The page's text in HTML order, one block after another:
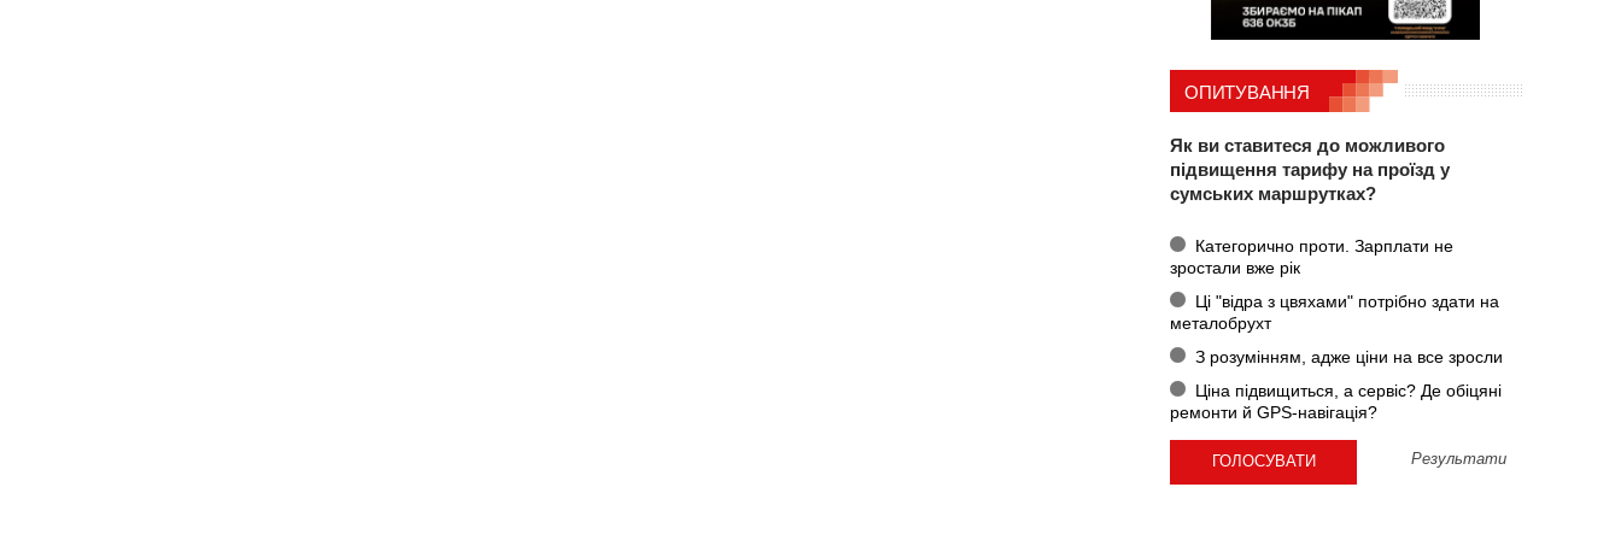
ОПИТУВАННЯ
Як ви ставитеся до можливого
підвищення тарифу на проїзд у
сумських маршрутках?
Категорично проти. Зарплати не
зростали вже рік
Ці "відра з цвяхами" потрібно здати на
металобрухт
З розумінням, адже ціни на все зросли
Ціна підвищиться, а сервіс? Де обіцяні
ремонти й GPS-навігація?
Результати